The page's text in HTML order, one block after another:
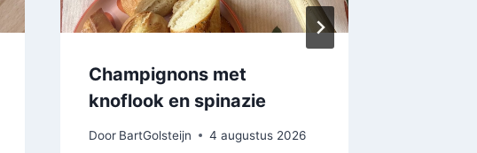
Champignons met
knoflook en spinazie
Door BartGolsteijn 4 augustus 2026